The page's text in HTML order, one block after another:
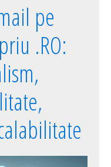
pe
.RO: